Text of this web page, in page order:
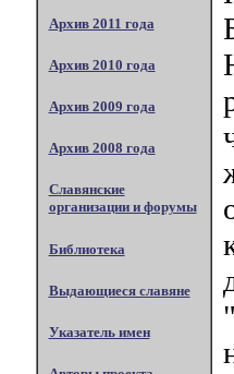
Архив 2011 года
Архив 2010 года
Архив 2009 года
Архив 2008 года
Славянские
организации и форумы
Библиотека
Выдающиеся славяне
Указатель имен